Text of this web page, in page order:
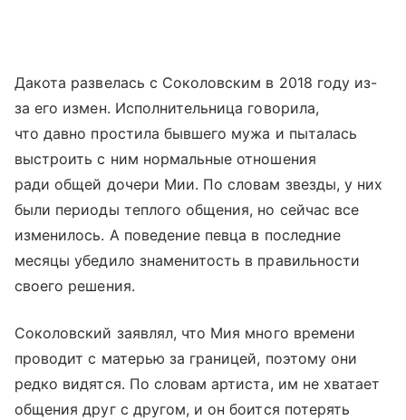
Дакота развелась с Соколовским в 2018 году из-
за его измен. Исполнительница говорила,
что давно простила бывшего мужа и пыталась
выстроить с ним нормальные отношения
ради общей дочери Мии. По словам звезды, у них
были периоды теплого общения, но сейчас все
изменилось. А поведение певца в последние
месяцы убедило знаменитость в правильности
своего решения.
Соколовский заявлял, что Мия много времени
проводит с матерью за границей, поэтому они
редко видятся. По словам артиста, им не хватает
общения друг с другом, и он боится потерять